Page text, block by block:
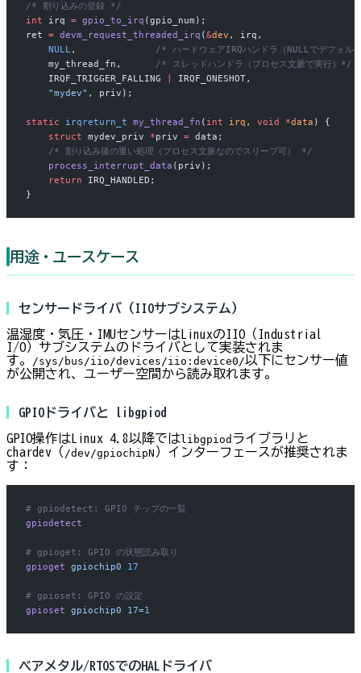
/* 割り込みの登録 */
int irq = gpio_to_irq (gpio_num);
ret = devm_request_threaded_irq ( &dev , irq,
    NULL
,
/* ハードウェアIRQハンドラ（NULLでデフォル
    my_thread_fn,
      /* スレッドハンドラ（プロセス文脈で実行）*/
    IRQF_TRIGGER_FALLING
IRQF_ONESHOT,
    "mydev"
, priv);
static irqreturn_t my_thread_fn ( int irq , void *data ) {
    struct
mydev_priv *priv = data;
    /* 割り込み後の重い処理（プロセス文脈なのでスリープ可） */
    process_interrupt_data
(priv);
    return
IRQ_HANDLED;
}
用途・ユースケース
センサードライバ（IIOサブシステム）
温湿度・気圧・IMUセンサーはLinuxのIIO（Industrial
I/O）サブシステムのドライバとして実装されま
す。
/sys/bus/iio/devices/iio:device0/以下にセンサー値
が公開され、ユーザー空間から読み取れます。
GPIOドライバと libgpiod
GPIO操作はLinux 4.8以降ではlibgpiod ライブラリと
chardev（ /dev/gpiochipN ）インターフェースが推奨されま
す：
# gpiodetect: GPIO チップの一覧
gpiodetect
# gpioget: GPIO の状態読み取り
gpioget gpiochip0 17
# gpioset: GPIO の設定
gpioset gpiochip0 17=1
ベアメタル/RTOSでのHALドライバ